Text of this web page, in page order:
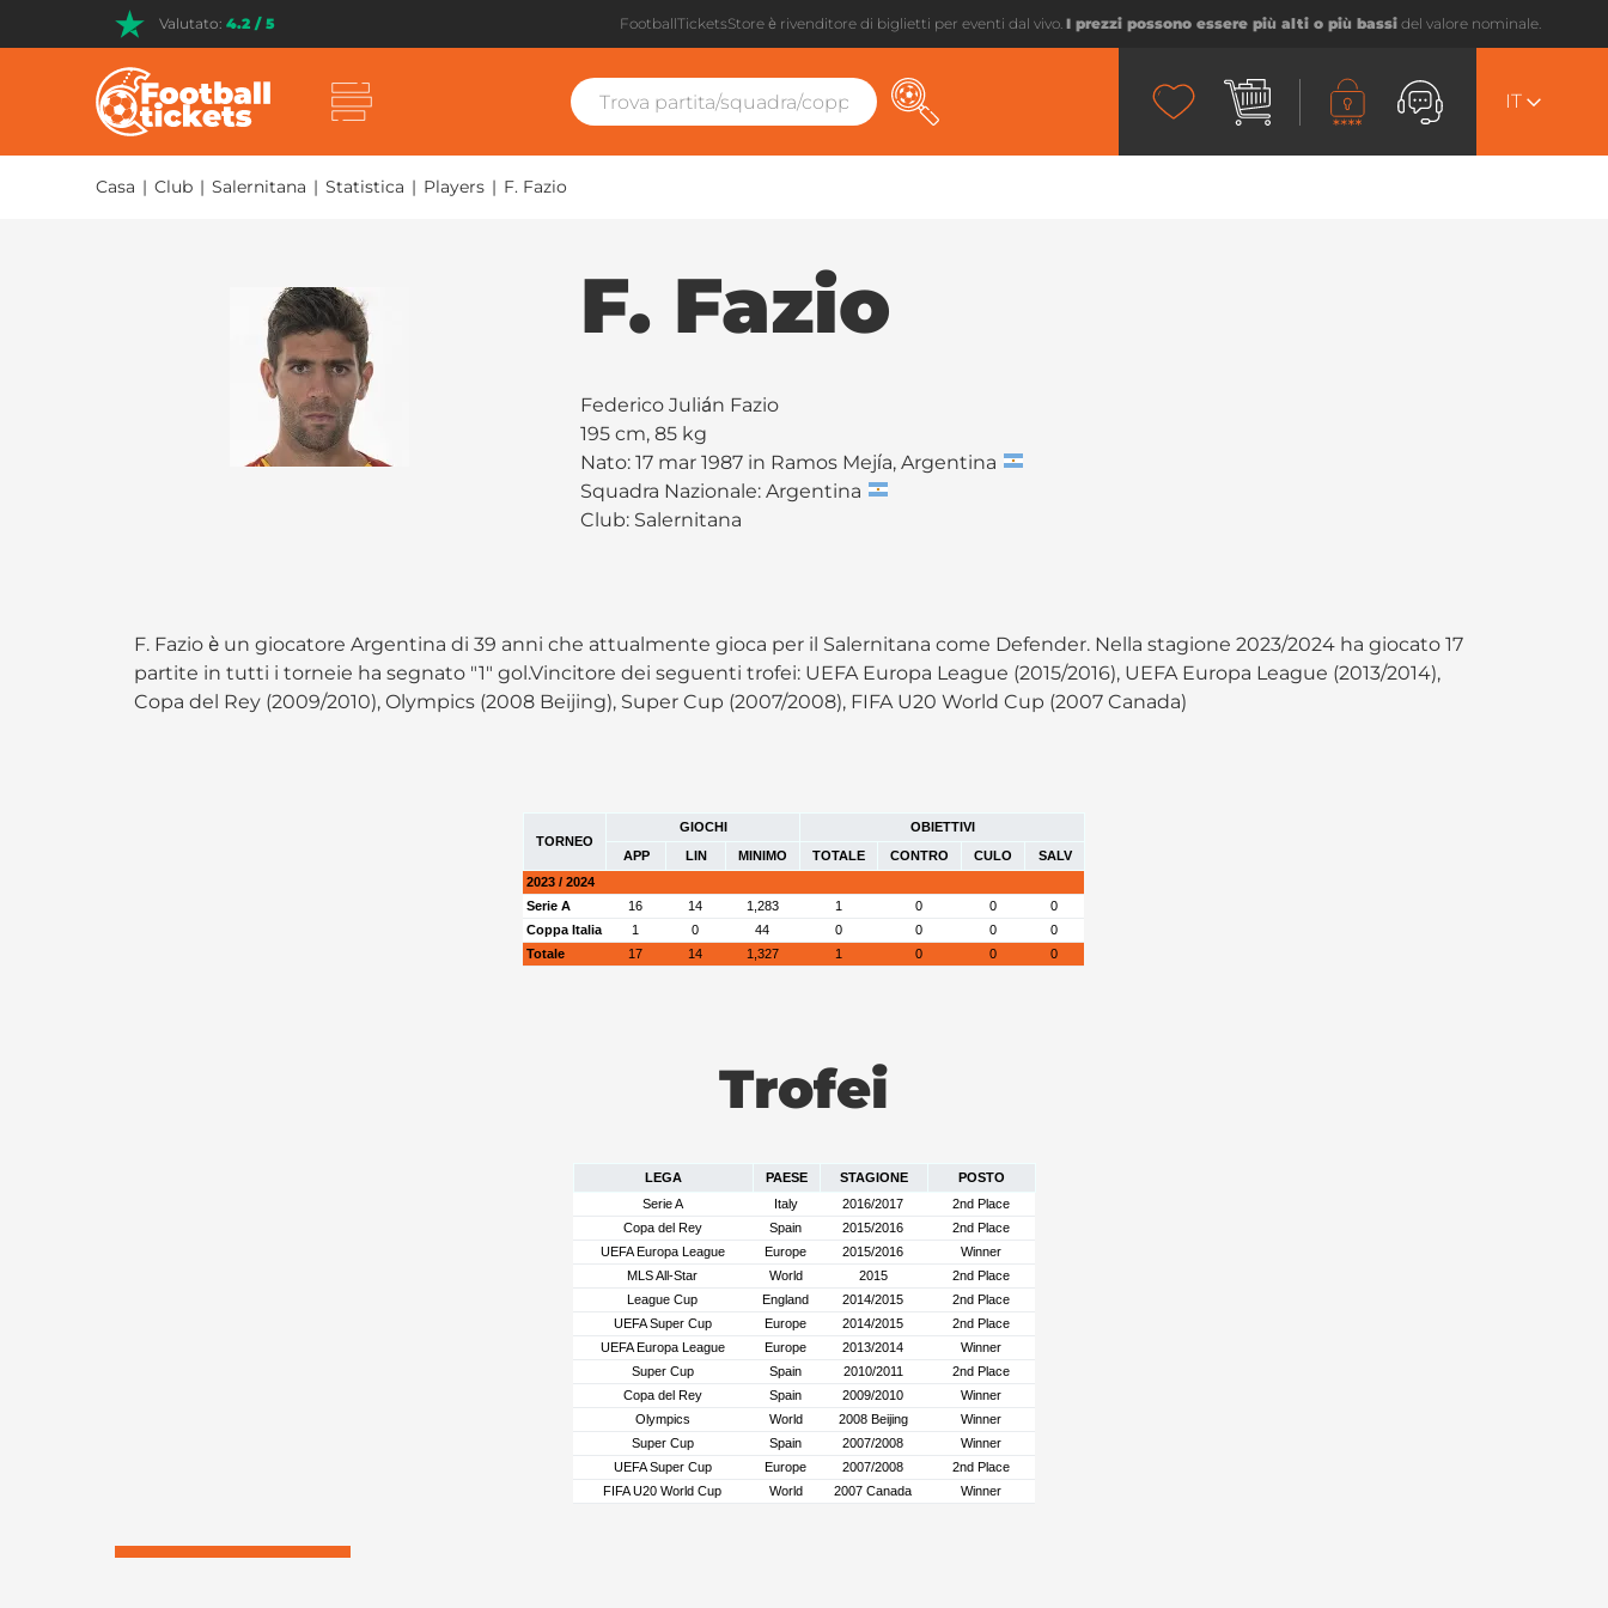
Valutato: 4.2 / 5 FootballTicketsStore è rivenditore di biglietti per eventi dal vivo. I prezzi possono essere più alti o più bassi del valore nominale.
IT
Casa | Club | Salernitana | Statistica | Players | F. Fazio
F. Fazio
Federico Julián Fazio
195 cm, 85 kg
Nato: 17 mar 1987 in Ramos Mejía, Argentina
Squadra Nazionale: Argentina
Club: Salernitana
F. Fazio è un giocatore Argentina di 39 anni che attualmente gioca per il Salernitana come Defender. Nella stagione 2023/2024 ha giocato 17
partite in tutti i torneie ha segnato "1" gol.Vincitore dei seguenti trofei: UEFA Europa League (2015/2016), UEFA Europa League (2013/2014),
Copa del Rey (2009/2010), Olympics (2008 Beijing), Super Cup (2007/2008), FIFA U20 World Cup (2007 Canada)
TORNEO
GIOCHI
OBIETTIVI
APP
LIN MINIMO TOTALE CONTRO CULO
SALV
2023 / 2024
Serie A
16 14 1,283 1 0 0
0
Coppa Italia
1 0 44 0 0 0
0
Totale
17 14 1,327 1 0 0 0
Trofei
LEGA PAESE STAGIONE
POSTO
Serie A
Italy 2016/2017
2nd Place
Copa del Rey
Spain 2015/2016
2nd Place
UEFA Europa League
Europe 2015/2016
Winner
MLS All-Star
World 2015
2nd Place
League Cup
England 2014/2015
2nd Place
UEFA Super Cup
Europe 2014/2015
2nd Place
UEFA Europa League
Europe 2013/2014
Winner
Super Cup
Spain 2010/2011
2nd Place
Copa del Rey
Spain 2009/2010
Winner
Olympics
World 2008 Beijing
Winner
Super Cup
Spain 2007/2008
Winner
UEFA Super Cup
Europe 2007/2008
2nd Place
FIFA U20 World Cup
World 2007 Canada Winner